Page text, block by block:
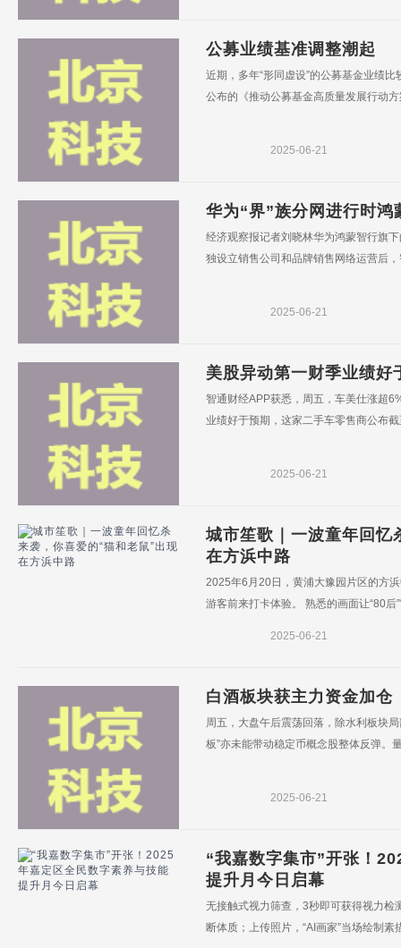
公募业绩基准调整潮起
近期，多年“形同虚设”的公募基金业绩
公布的《推动公募基金高质量发展行动
2025-06-21
华为“界”族分网进行时鸿
经济观察报记者刘晓林华为鸿蒙智行旗
独设立销售公司和品牌销售网络运营后
2025-06-21
美股异动第一财季业绩
智通财经APP获悉，周五，车美仕涨超
业绩好于预期，这家二手车零售商公布
2025-06-21
城市笙歌｜一波童年回忆
在方浜中路
2025年6月20日，黄浦大豫园片区的方
游客前来打卡体验。 熟悉的画面让“80后
2025-06-21
白酒板块获主力资金加仓
周五，大盘午后震荡回落，除水利板块
板”亦未能带动稳定币概念股整体反弹。
2025-06-21
“我嘉数字集市”开张！
提升月今日启幕
无接触式视力筛查，3秒即可获得视力检
断体质；上传照片，“AI画家”当场绘制